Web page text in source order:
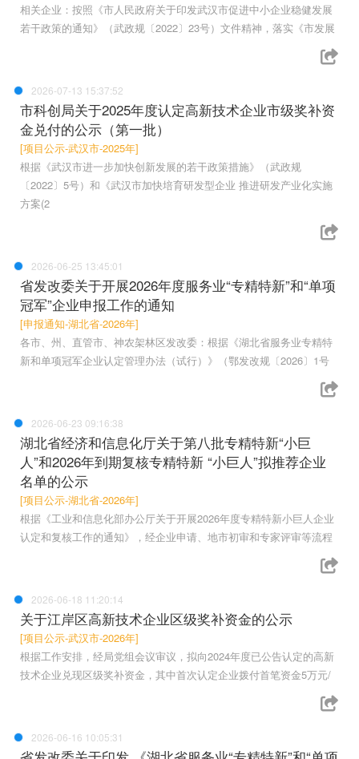
相关企业：按照《市人民政府关于印发武汉市促进中小企业稳健发展
若干政策的通知》（武政规〔2022〕23号）文件精神，落实《市发展
2026-07-13 15:37:52
市科创局关于2025年度认定高新技术企业市级奖补资
金兑付的公示（第一批）
[项目公示-武汉市-2025年]
根据《武汉市进一步加快创新发展的若干政策措施》（武政规
〔2022〕5号）和《武汉市加快培育研发型企业 推进研发产业化实施
方案(2
2026-06-25 13:45:01
省发改委关于开展2026年度服务业“专精特新”和“单项
冠军”企业申报工作的通知
[申报通知-湖北省-2026年]
各市、州、直管市、神农架林区发改委：根据《湖北省服务业专精特
新和单项冠军企业认定管理办法（试行）》（鄂发改规〔2026〕1号
2026-06-23 09:16:38
湖北省经济和信息化厅关于第八批专精特新“小巨
人”和2026年到期复核专精特新 “小巨人”拟推荐企业
名单的公示
[项目公示-湖北省-2026年]
根据《工业和信息化部办公厅关于开展2026年度专精特新小巨人企业
认定和复核工作的通知》，经企业申请、地市初审和专家评审等流程
2026-06-18 11:20:14
关于江岸区高新技术企业区级奖补资金的公示
[项目公示-武汉市-2026年]
根据工作安排，经局党组会议审议，拟向2024年度已公告认定的高新
技术企业兑现区级奖补资金，其中首次认定企业拨付首笔资金5万元/
2026-06-16 10:05:31